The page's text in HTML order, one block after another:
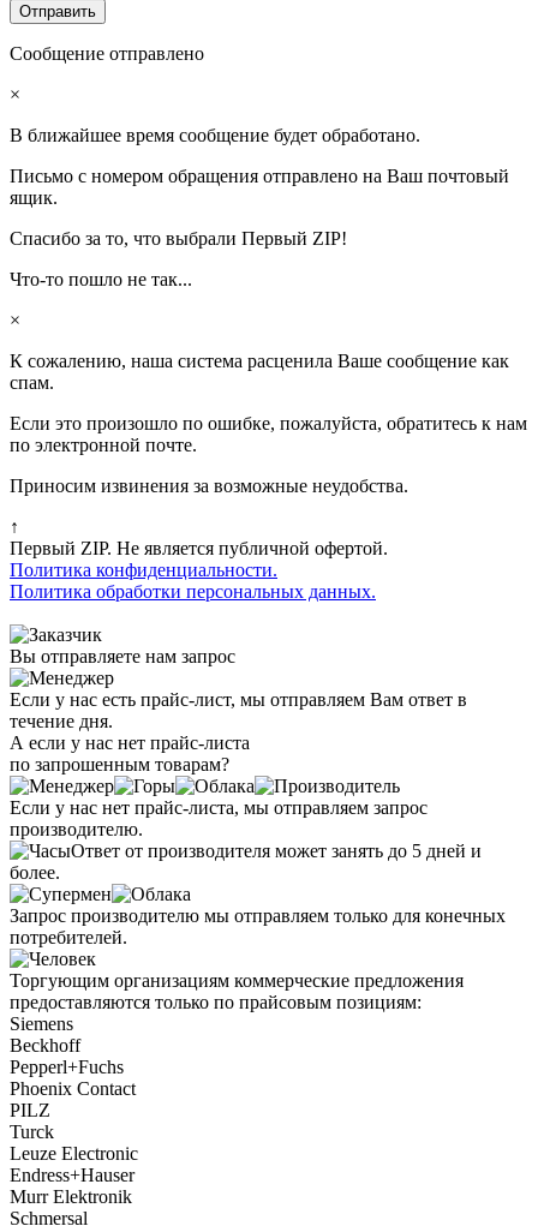
Сообщение отправлено
×
В ближайшее время сообщение будет обработано.
Письмо с номером обращения отправлено на Ваш почтовый
ящик.
Спасибо за то, что выбрали Первый ZIP!
Что-то пошло не так...
×
К сожалению, наша система расценила Ваше сообщение как
спам.
Если это произошло по ошибке, пожалуйста, обратитесь к нам
по электронной почте.
Приносим извинения за возможные неудобства.
↑
Первый ZIP. Не является публичной офертой.
Политика конфиденциальности.
Политика обработки персональных данных.
Вы отправляете нам запрос
Если у нас есть прайс-лист, мы отправляем Вам ответ в
течение дня.
А если у нас нет прайс-листа
по запрошенным товарам?
Если у нас нет прайс-листа, мы отправляем запрос
производителю.
Ответ от производителя может занять до 5 дней и
более.
Запрос производителю мы отправляем только для конечных
потребителей.
Торгующим организациям коммерческие предложения
предоставляются только по прайсовым позициям:
Siemens
Beckhoff
Pepperl+Fuchs
Phoenix Contact
PILZ
Turck
Leuze Electronic
Endress+Hauser
Murr Elektronik
Schmersal